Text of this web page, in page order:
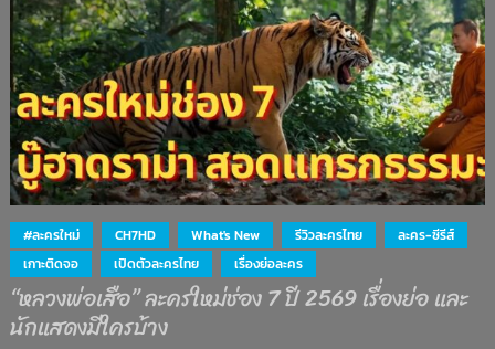
#ละครใหม่ CH7HD What's New รีวิวละครไทย
ละคร-ซีรีส์
เกาะติดจอ
เปิดตัวละครไทย เรื่องย่อละคร
“หลวงพ่อเสือ” ละครใหม่ช่อง 7 ปี 2569 เรื่องย่อ และ
นักแสดงมีใครบ้าง